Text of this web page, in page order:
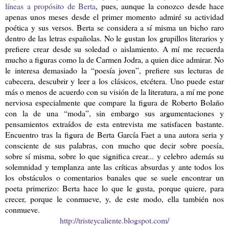
líneas a propósito de Berta, pues, aunque la conozco desde hace
apenas unos meses desde el primer momento admiré su actividad
poética y sus versos. Berta se considera a sí misma un bicho raro
dentro de las letras españolas. No le gustan los grupillos literarios y
prefiere crear desde su soledad o aislamiento. A mí me recuerda
mucho a figuras como la de Carmen Jodra, a quien dice admirar. No
le interesa demasiado la “poesía joven”, prefiere sus lecturas de
cabecera, descubrir y leer a los clásicos, etcétera. Uno puede estar
más o menos de acuerdo con su visión de la literatura, a mí me pone
nerviosa especialmente que compare la figura de Roberto Bolaño
con la de una “moda”, sin embargo sus argumentaciones y
pensamientos extraídos de esta entrevista me satisfacen bastante.
Encuentro tras la figura de Berta García Faet a una autora seria y
consciente de sus palabras, con mucho que decir sobre poesía,
sobre sí misma, sobre lo que significa crear... y celebro además su
solemnidad y templanza ante las críticas absurdas y ante todos los
los obstáculos o comentarios banales que se suele encontrar un
poeta primerizo: Berta hace lo que le gusta, porque quiere, para
crecer, porque le conmueve, y, de este modo, ella también nos
conmueve.
http://tristeycaliente.blogspot.com/